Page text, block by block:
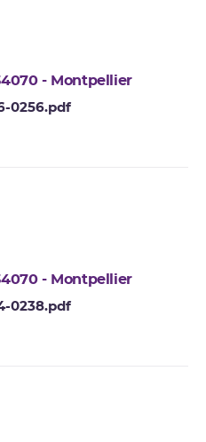
- Montpellier
0256.pdf
- Montpellier
0238.pdf